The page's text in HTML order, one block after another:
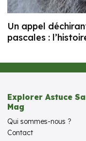
Un appel
pascales :
Explorer Astuce
Mag
Qui sommes-nous ?
Contact